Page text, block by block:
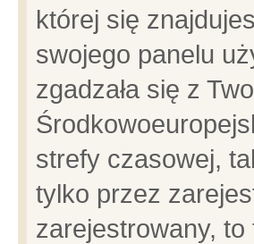
której się
swojego panelu
zgadzała się z
strefy czasowej,
tylko przez
zarejestrowany,